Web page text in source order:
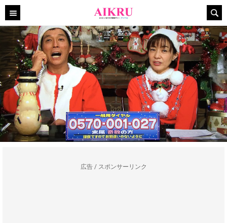
広告 / スポンサーリンク